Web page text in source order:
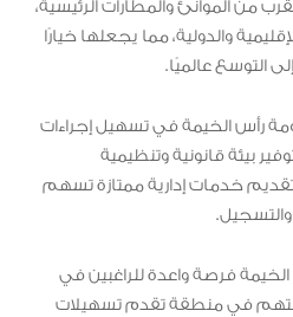
من الموانئ والمطارات الرئيسية،
والدولية، مما يجعلها خيارًا
التوسع عالميًا.
رأس الخيمة في تسهيل إجراءات
بيئة قانونية وتنظيمية
خدمات إدارية ممتازة تسهم
فرصة واعدة للراغبين في
في منطقة تقدم تسهيلات